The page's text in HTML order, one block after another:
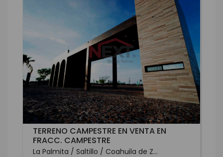
TERRENO CAMPESTRE EN VENTA EN
FRACC. CAMPESTRE
La Palmita / Saltillo / Coahuila de Z...